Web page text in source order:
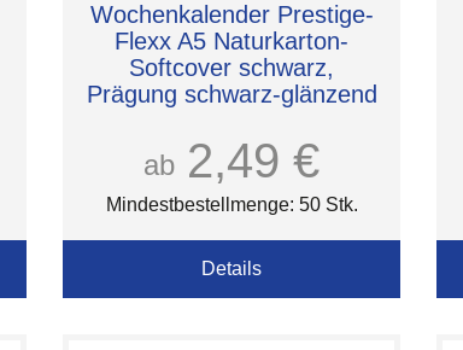
Wochenkalender Prestige-
Flexx A5 Naturkarton-
Softcover schwarz,
Prägung schwarz-glänzend
ab 2,49 €
Mindestbestellmenge: 50 Stk.
Details